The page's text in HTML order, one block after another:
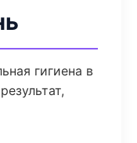
гигиена в